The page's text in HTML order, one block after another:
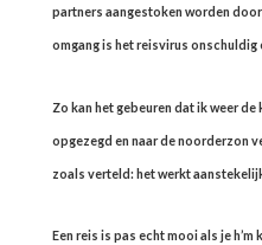
partners aangestoken worden
omgang is het reisvirus onschuldig
Zo kan het gebeuren dat ik weer
opgezegd en naar de noorderzon
zoals verteld: het werkt
Een reis is pas echt mooi als je